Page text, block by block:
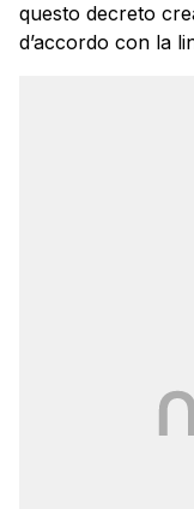
questo decreto
d’accordo con la